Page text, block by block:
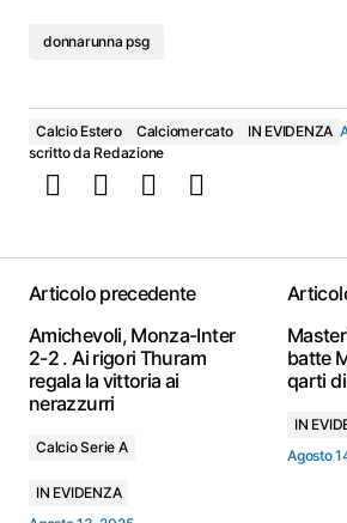
donnarunna psg
Calcio Estero Calciomercato IN EVIDENZA
scritto da Redazione
Articolo precedente
Amichevoli, Monza-Inter
2-2 . Ai rigori Thuram
regala la vittoria ai
nerazzurri
Calcio Serie A
IN EVIDENZA
batte
qarti
IN
Agosto